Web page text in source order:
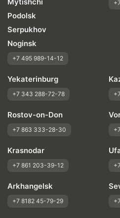
Podolsk
Serpukhov
Noginsk
+7 495 989-14-12
Yekaterinburg
+7 343 288-72-78
Rostov-on-Don
+7 863 333-28-30
Krasnodar
+7 861 203-39-12
Arkhangelsk
+7 8182 45-79-29